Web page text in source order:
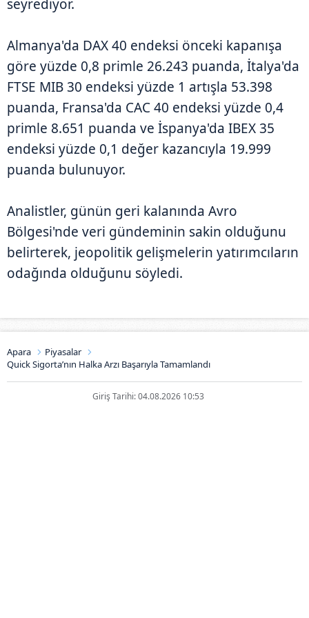
seyrediyor.
Almanya'da DAX 40 endeksi önceki kapanışa
göre yüzde 0,8 primle 26.243 puanda, İtalya'da
FTSE MIB 30 endeksi yüzde 1 artışla 53.398
puanda, Fransa'da CAC 40 endeksi yüzde 0,4
primle 8.651 puanda ve İspanya'da IBEX 35
endeksi yüzde 0,1 değer kazancıyla 19.999
puanda bulunuyor.
Analistler, günün geri kalanında Avro
Bölgesi'nde veri gündeminin sakin olduğunu
belirterek, jeopolitik gelişmelerin yatırımcıların
odağında olduğunu söyledi.
Apara
Piyasalar
Quick Sigorta’nın Halka Arzı Başarıyla Tamamlandı
Giriş Tarihi: 04.08.2026 10:53